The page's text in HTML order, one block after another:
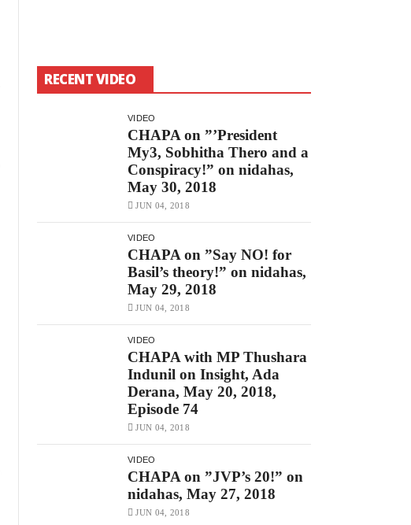
RECENT VIDEO
VIDEO
CHAPA on ”’President
My3, Sobhitha Thero and a
Conspiracy!” on nidahas,
May 30, 2018
JUN 04, 2018
VIDEO
CHAPA on ”Say NO! for
Basil’s theory!” on nidahas,
May 29, 2018
JUN 04, 2018
VIDEO
CHAPA with MP Thushara
Indunil on Insight, Ada
Derana, May 20, 2018,
Episode 74
JUN 04, 2018
VIDEO
CHAPA on ”JVP’s 20!” on
nidahas, May 27, 2018
JUN 04, 2018